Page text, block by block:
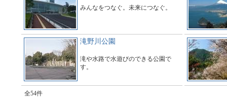
みんなをつなぐ。未来につなぐ。
滝野川公園
滝や水路で水遊びのできる公園で
す。
全54件